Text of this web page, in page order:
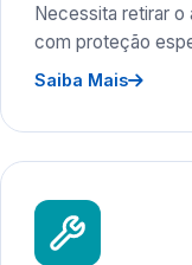
Necessita retirar
com proteção
Saiba Mais